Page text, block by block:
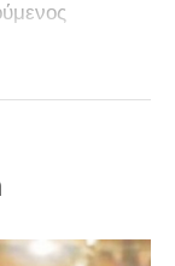
Οταν ο